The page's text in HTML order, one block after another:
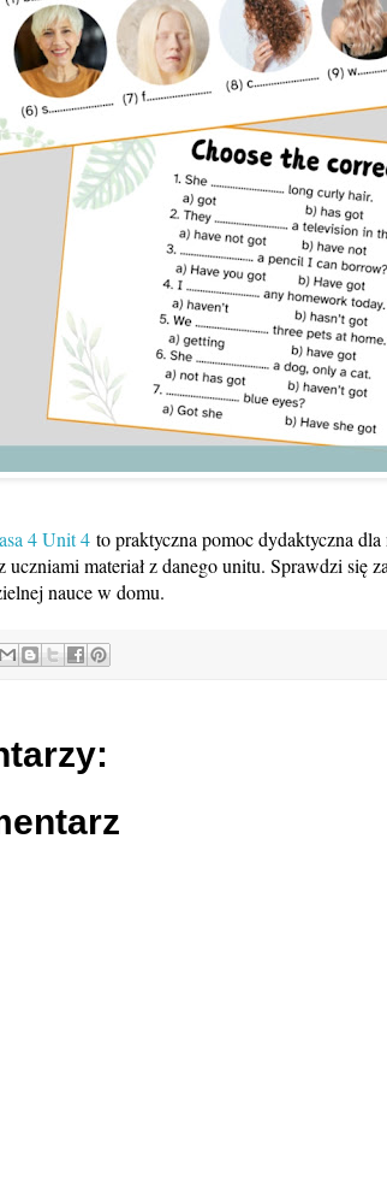
4 Unit 4 to praktyczna pomoc dydaktyczna
materiał z danego unitu. Sprawdzi się
nauce w domu.